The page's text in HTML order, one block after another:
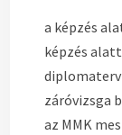
a képzés
képzés
záróvizsga
az MMK